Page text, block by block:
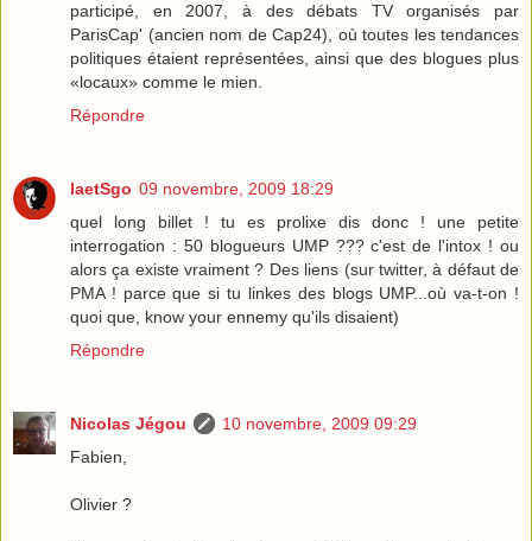
participé, en 2007, à des débats TV organisés par
ParisCap' (ancien nom de Cap24), où toutes les tendances
politiques étaient représentées, ainsi que des blogues plus
«locaux» comme le mien.
Répondre
laetSgo 09 novembre, 2009 18:29
quel long billet ! tu es prolixe dis donc ! une petite
interrogation : 50 blogueurs UMP ??? c'est de l'intox ! ou
alors ça existe vraiment ? Des liens (sur twitter, à défaut de
PMA ! parce que si tu linkes des blogs UMP...où va-t-on !
quoi que, know your ennemy qu'ils disaient)
Répondre
Nicolas Jégou
10 novembre, 2009 09:29
Fabien,
Olivier ?